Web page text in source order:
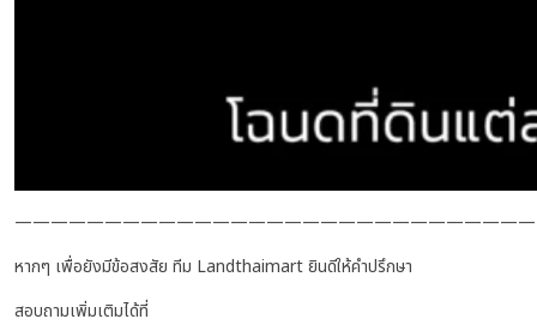
หากๆ เพื่อยังมีข้อสงสัย ทีม Landthaimart ยินดีให้คำปรึกษา
สอบถามเพิ่มเติมได้ที่